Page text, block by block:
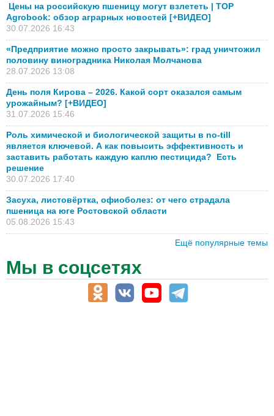
Цены на российскую пшеницу могут взлететь | TOP
Agrobook: обзор аграрных новостей [+ВИДЕО]
30.07.2026 16:43
«Предприятие можно просто закрывать»: град уничтожил
половину виноградника Николая Молчанова
28.07.2026 13:08
День поля Кирова – 2026. Какой сорт оказался самым
урожайным? [+ВИДЕО]
31.07.2026 15:46
Роль химической и биологической защиты в no-till
является ключевой. А как повысить эффективность и
заставить работать каждую каплю пестицида? Есть
решение
30.07.2026 17:40
Засуха, листовёртка, офиоболез: от чего страдала
пшеница на юге Ростовской области
05.08.2026 15:43
Ещё популярные темы
Мы в соцсетях